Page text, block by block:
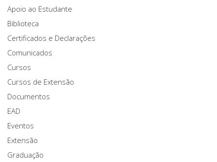
Apoio ao Estudante
Biblioteca
Certificados e Declarações
Comunicados
Cursos
Cursos de Extensão
Documentos
EAD
Eventos
Extensão
Graduação